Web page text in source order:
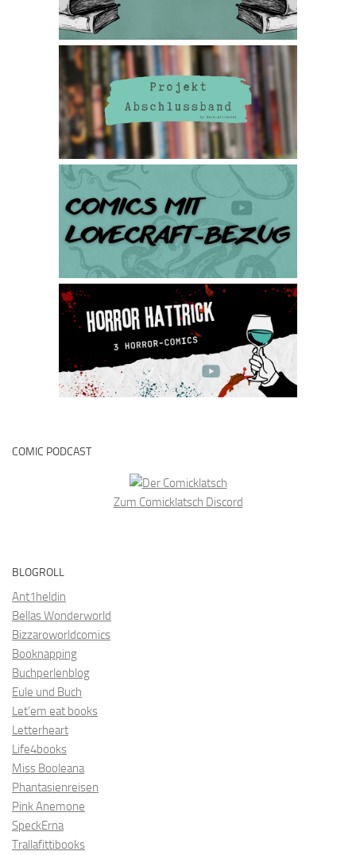
COMIC PODCAST
Zum Comicklatsch Discord
BLOGROLL
Ant1heldin
Bellas Wonderworld
Bizzaroworldcomics
Booknapping
Buchperlenblog
Eule und Buch
Let’em eat books
Letterheart
Life4books
Miss Booleana
Phantasienreisen
Pink Anemone
SpeckErna
Trallafittibooks